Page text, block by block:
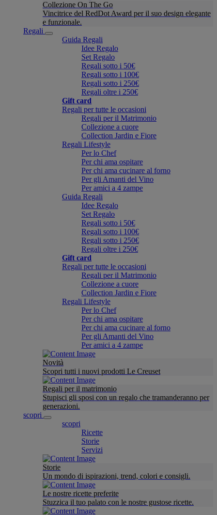
Collezione On The Go
Vincitrice del RedDot Award per il suo design elegante
e funzionale.
Regali
Guida Regali
Idee Regalo
Set Regalo
Regali sotto i 50€
Regali sotto i 100€
Regali sotto i 250€
Regali oltre i 250€
Gift card
Regali per tutte le occasioni
Regali per il Matrimonio
Collezione a cuore
Collection Jardin e Fiore
Regali Lifestyle
Per lo Chef
Per chi ama ospitare
Per chi ama cucinare al forno
Per gli Amanti del Vino
Per amici a 4 zampe
Guida Regali
Idee Regalo
Set Regalo
Regali sotto i 50€
Regali sotto i 100€
Regali sotto i 250€
Regali oltre i 250€
Gift card
Regali per tutte le occasioni
Regali per il Matrimonio
Collezione a cuore
Collection Jardin e Fiore
Regali Lifestyle
Per lo Chef
Per chi ama ospitare
Per chi ama cucinare al forno
Per gli Amanti del Vino
Per amici a 4 zampe
Novità
Scopri tutti i nuovi prodotti Le Creuset
Regali per il matrimonio
Stupisci gli sposi con un regalo che tramanderanno per
generazioni.
scopri
scopri
Ricette
Storie
Servizi
Storie
Un mondo di ispirazioni, trend, colori e consigli.
Le nostre ricette preferite
Stuzzica il tuo palato con le nostre gustose ricette.